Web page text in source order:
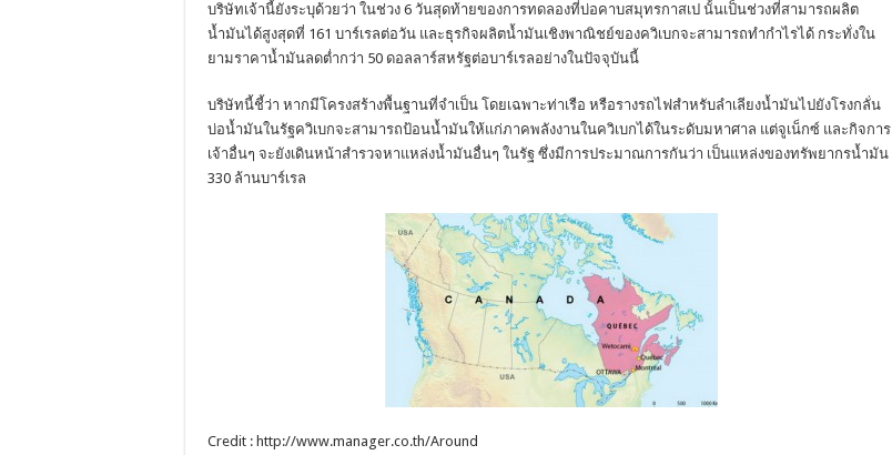
บริษัทเจ้านี้ยังระบุด้วยว่า ในช่วง 6 วันสุดท้ายของการทดลองที่บ่อคาบสมุทรกาสเป นั้นเป็นช่วงที่สามารถผลิต
น้ำมันได้สูงสุดที่ 161 บาร์เรลต่อวัน และธุรกิจผลิตน้ำมันเชิงพาณิชย์ของควิเบกจะสามารถทำกำไรได้ กระทั่งใน
ยามราคาน้ำมันลดต่ำกว่า 50 ดอลลาร์สหรัฐต่อบาร์เรลอย่างในปัจจุบันนี้
บริษัทนี้ชี้ว่า หากมีโครงสร้างพื้นฐานที่จำเป็น โดยเฉพาะท่าเรือ หรือรางรถไฟสำหรับลำเลียงน้ำมันไปยังโรงกลั่น
บ่อน้ำมันในรัฐควิเบกจะสามารถป้อนน้ำมันให้แก่ภาคพลังงานในควิเบกได้ในระดับมหาศาล แต่จูเน็กซ์ และกิจการ
เจ้าอื่นๆ จะยังเดินหน้าสำรวจหาแหล่งน้ำมันอื่นๆ ในรัฐ ซึ่งมีการประมาณการกันว่า เป็นแหล่งของทรัพยากรน้ำมัน
330 ล้านบาร์เรล
Credit : http://www.manager.co.th/Around